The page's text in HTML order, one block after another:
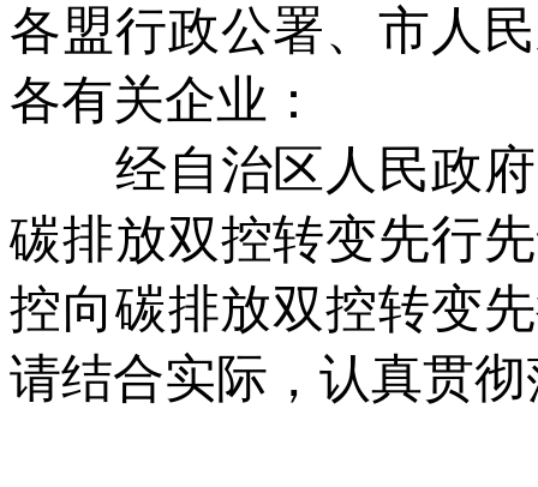
各盟行政公署、市人
各有关企业：
经自治区人民政府
碳排放双控转变先行
控向碳排放双控转变
请结合实际，认真贯